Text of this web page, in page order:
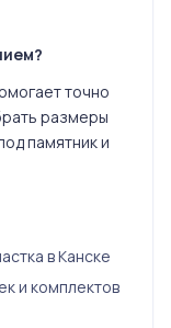
точно
размеры
памятник и
в Канске
и комплектов